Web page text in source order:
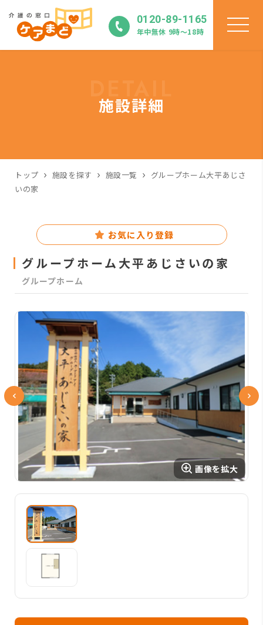
0120-89-1165
年中無休 9時〜18時
施設詳細
トップ 施設を探す 施設一覧
グループホーム大平あじさ
いの家
お気に入り登録
グループホーム大平あじさいの家
グループホーム